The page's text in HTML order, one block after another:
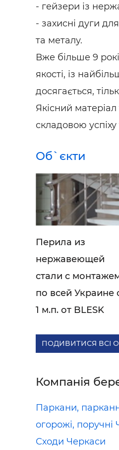
- гейзери із
- захисні дуги
та металу.
Вже більше 9
якості, із
досягається,
Якісний
складовою
Об`єкти
Перила из
нержавеющей
стали с
по всей Украине
1 м.п. от BLESK
ПОДИВИТИСЯ ВСІ
Компанія
Паркани,
огорожі, поручні
Сходи Черкаси